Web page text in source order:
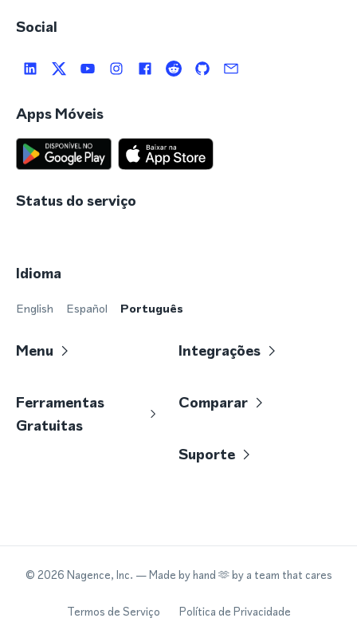
Social
Apps Móveis
Status do serviço
Idioma
English Español Português
Menu Integrações
Ferramentas
Gratuitas
Comparar
Suporte
© 2026 Nagence, Inc. — Made by hand 🫶 by a team that cares
Termos de Serviço Política de Privacidade